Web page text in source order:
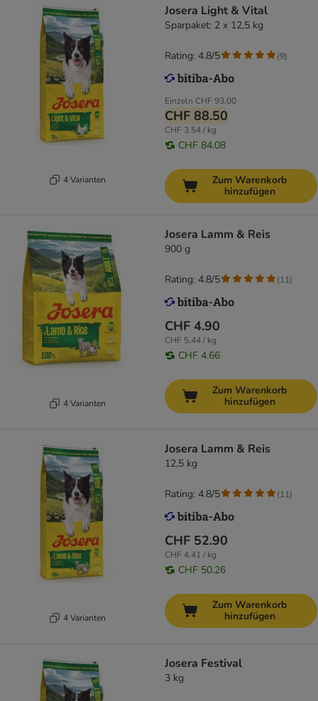
4 Varianten
Josera Light & Vital
Sparpaket: 2 x 12,5 kg
Einzeln CHF 93.00
CHF 88.50
CHF 3.54 / kg
CHF 84.08
Rating: 4.8/5 (9)
Zum Warenkorb
hinzufügen
4 Varianten
Josera Lamm & Reis
900 g
CHF 4.90
CHF 5.44 / kg
CHF 4.66
Rating: 4.8/5 (11)
Zum Warenkorb
hinzufügen
4 Varianten
Josera Lamm & Reis
12,5 kg
CHF 52.90
CHF 4.41 / kg
CHF 50.26
Rating: 4.8/5 (11)
Zum Warenkorb
hinzufügen
Josera Festival
3 kg